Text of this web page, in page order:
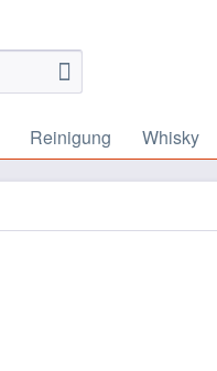
Reinigung Whisky